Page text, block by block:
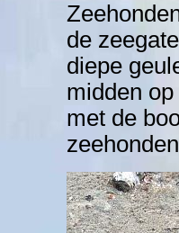
de
diepe
midden
met de